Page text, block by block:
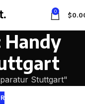
0 $
Handy
Stuttgart"